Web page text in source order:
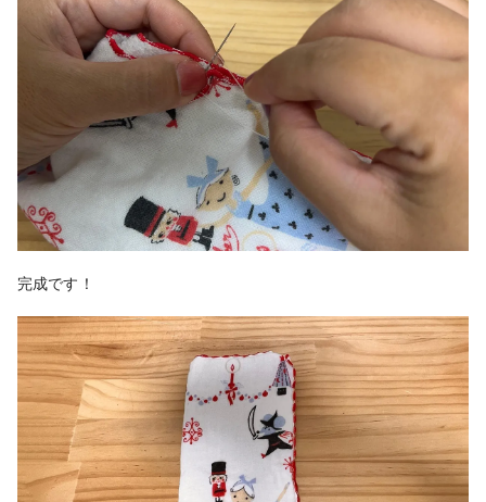
完成です！